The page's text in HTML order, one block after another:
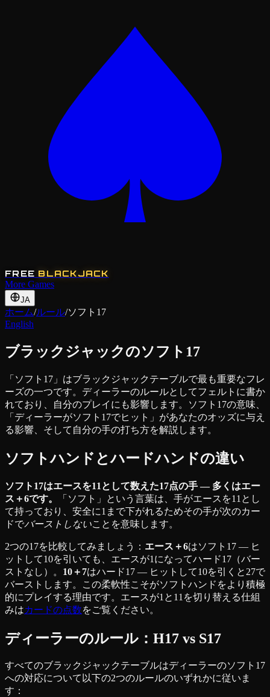
FREE BLACKJACK
More Games
JA
ホーム/ルール/ソフト17
English
ブラックジャックのソフト17
「ソフト17」はブラックジャックテーブルで最も重要なフレ
ーズの一つです。ディーラーのルールとしてフェルトに書か
れており、自分のプレイにも影響します。ソフト17の意味、
「ディーラーがソフト17でヒット」があなたのオッズに与え
る影響、そして自分の手の打ち方を解説します。
ソフトハンドとハードハンドの違い
ソフト17はエースを11として数えた17点の手 — 多くはエー
ス＋6です。
「ソフト」という言葉は、手がエースを11とし
て持っており、安全に1まで下がれるためその手が次のカー
ドでバーストしないことを意味します。
2つの17を比較してみましょう： エース＋6はソフト17 — ヒ
ットして10を引いても、エースが1になってハード17（バー
ストなし）。 10＋7はハード17 — ヒットして10を引くと27で
バーストします。この柔軟性こそがソフトハンドをより積極
的にプレイする理由です。エースが1と11を切り替える仕組
みはカードの点数をご覧ください。
ディーラーのルール：H17 vs S17
すべてのブラックジャックテーブルはディーラーのソフト17
への対応について以下の2つのルールのいずれかに従いま
す：